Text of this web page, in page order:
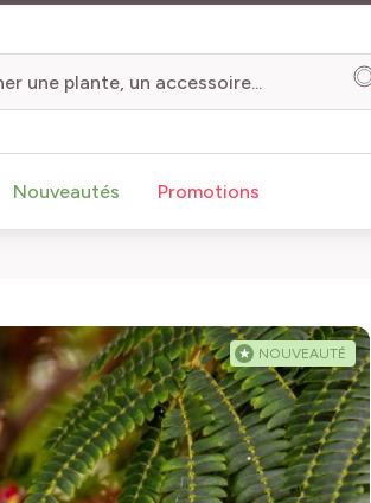
Nouveautés Promotions
★ NOUVEAUTÉ